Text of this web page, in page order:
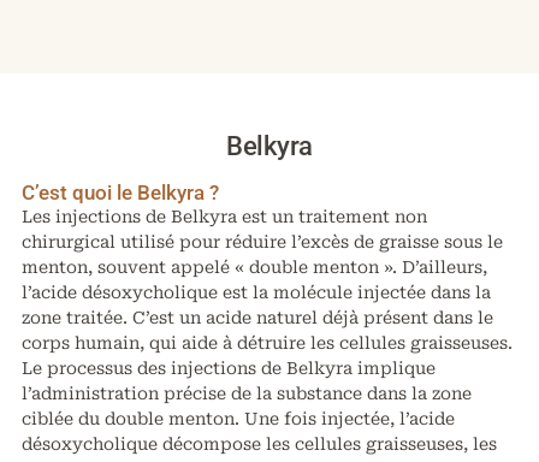
Belkyra
C’est quoi le Belkyra ?
Les injections de Belkyra est un traitement non
chirurgical utilisé pour réduire l’excès de graisse sous le
menton, souvent appelé « double menton ». D’ailleurs,
l’acide désoxycholique est la molécule injectée dans la
zone traitée. C’est un acide naturel déjà présent dans le
corps humain, qui aide à détruire les cellules graisseuses.
Le processus des injections de Belkyra implique
l’administration précise de la substance dans la zone
ciblée du double menton. Une fois injectée, l’acide
désoxycholique décompose les cellules graisseuses, les